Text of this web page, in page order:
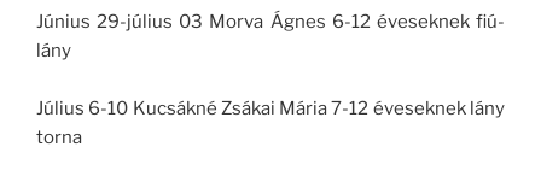
Június 29-július 03 Morva Ágnes 6-12 éveseknek fiú-
lány
Július 6-10 Kucsákné Zsákai Mária 7-12 éveseknek lány
torna